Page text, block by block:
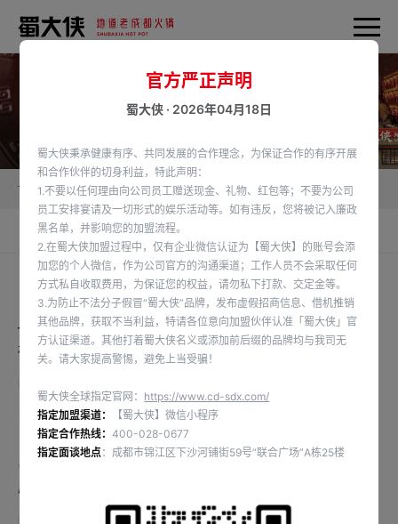
首页 蜀大侠新闻 品牌资讯
品牌大数据
——·#315消费者权益日 —— 🍲食话实说，以真心换长久🍲 🔥真
材实料，涮出安心好味道 #火锅#吃成都火锅就吃蜀大侠
🍲春日上新 |“厚切麻辣板筋” 🌶️川味更地道，嚼劲更十足 🔥板筋的
质感，麻辣鲜香的冲击 🔎#新品#吃成都火锅就吃蜀大侠
官方严正声明
蜀大侠 · 2026年04月18日
蜀大侠秉承健康有序、共同发展的合作理念，为保证合作的有序开展
和合作伙伴的切身利益，特此声明：
1.不要以任何理由向公司员工赠送现金、礼物、红包等；不要为公司
员工安排宴请及一切形式的娱乐活动等。如有违反，您将被记入廉政
黑名单，并影响您的加盟流程。
2.在蜀大侠加盟过程中，仅有企业微信认证为【蜀大侠】的账号会添
加您的个人微信，作为公司官方的沟通渠道；工作人员不会采取任何
方式私自收取费用，为保证您的权益，请勿私下打款、交定金等。
3.为防止不法分子假冒“蜀大侠”品牌，发布虚假招商信息、借机推销
其他品牌，获取不当利益，特请各位意向加盟伙伴认准「蜀大侠」官
方认证渠道。其他打着蜀大侠名义或添加前后缀的品牌均与我司无
关。请大家提高警惕，避免上当受骗！
蜀大侠全球指定官网： https://www.cd-sdx.com/
指定加盟渠道：
【蜀大侠】微信小程序
指定合作热线：400-028-0677
指定面谈地点 ：成都市锦江区下沙河铺街59号“联合广场”A栋25楼